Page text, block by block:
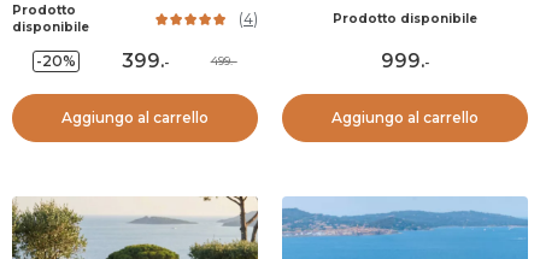
Prodotto
disponibile
(4)
-20% 399.- 499.-
Aggiungo al carrello
grigio chiaro
Prodotto disponibile
999.-
Aggiungo al carrello